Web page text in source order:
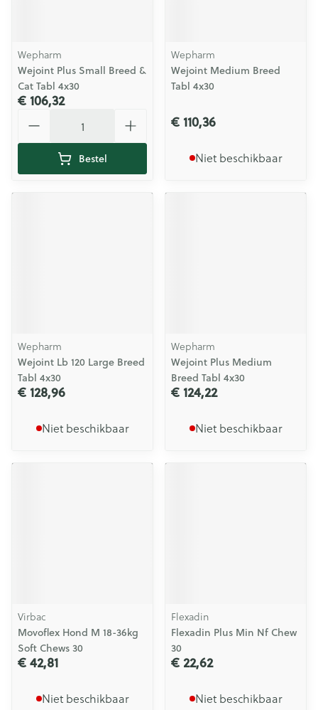
Wepharm
Wejoint Plus Small Breed &
Cat Tabl 4x30
€ 106,32
Bestel
Wepharm
Wejoint Medium Breed
Tabl 4x30
€ 110,36
Niet beschikbaar
Wepharm
Wejoint Lb 120 Large Breed
Tabl 4x30
€ 128,96
Niet beschikbaar
Wepharm
Wejoint Plus Medium
Breed Tabl 4x30
€ 124,22
Niet beschikbaar
Virbac
Movoflex Hond M 18-36kg
Soft Chews 30
€ 42,81
Niet beschikbaar
Flexadin
Flexadin Plus Min Nf Chew
30
€ 22,62
Niet beschikbaar